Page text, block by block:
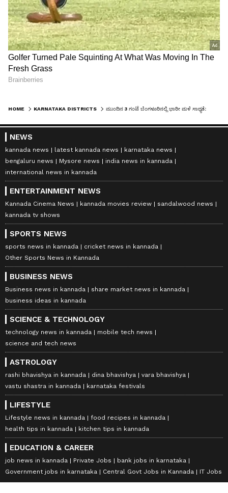
HOME KARNATAKA DISTRICTS
NEWS
kannada news latest kannada news
karnataka news
bengaluru news
Mysore news
india news in kannada
international news in kannada
ENTERTAINMENT NEWS
Kannada Cinema News kannada movies review
sandalwood news
kannada tv shows
SPORTS NEWS
sports news in kannada
cricket news in kannada
Other Sports News in Kannada
BUSINESS NEWS
Business news in kannada
share market news in kannada
business ideas in kannada
SCIENCE & TECHNOLOGY
technology news in kannada
mobile tech news
science and tech news
ASTROLOGY
rashi bhavishya in kannada dina bhavishya
vara bhavishya
vastu shastra in kannada
karnataka festivals
LIFESTYLE
Lifestyle news in kannada
food recipes in kannada
health tips in kannada
kitchen tips in kannada
EDUCATION & CAREER
job news in kannada Private Jobs
bank jobs in karnataka
Government jobs in karnataka
Central Govt Jobs in Kannada IT Jobs